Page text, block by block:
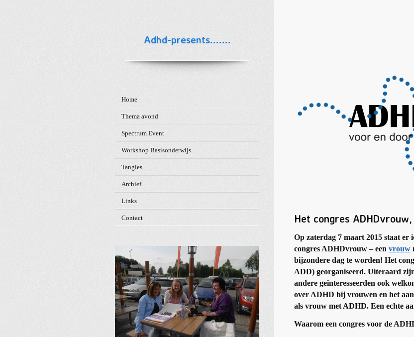
Het congres
Op zaterdag 7 maart 2015 staat er
congres ADHDvrouw – eenvrouw
bijzondere dag te worden! Het
ADD) georganiseerd. Uiteraard
andere geïnteresseerden ook
over ADHD bij vrouwen en het
als vrouw met ADHD. Een echte
Waarom een congres voor de
Adhd-presents.......
Home
Thema avond
Spectrum Event
Workshop Basisonderwijs
Tangles
Archief
Links
Contact